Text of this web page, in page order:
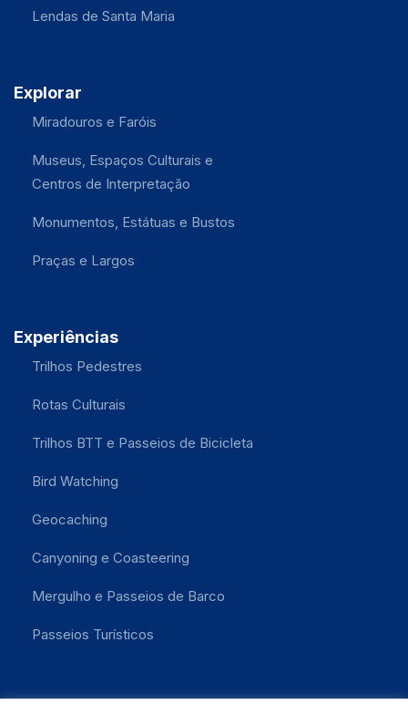
Lendas de Santa Maria
Explorar
Miradouros e Faróis
Museus, Espaços Culturais e
Centros de Interpretação
Monumentos, Estátuas e Bustos
Praças e Largos
Experiências
Trilhos Pedestres
Rotas Culturais
Trilhos BTT e Passeios de Bicicleta
Bird Watching
Geocaching
Canyoning e Coasteering
Mergulho e Passeios de Barco
Passeios Turísticos